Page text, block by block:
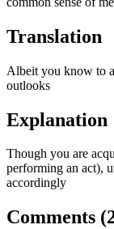
Translation
Albeit you know to
outlooks
Explanation
Though you are
performing an act),
accordingly
Comments